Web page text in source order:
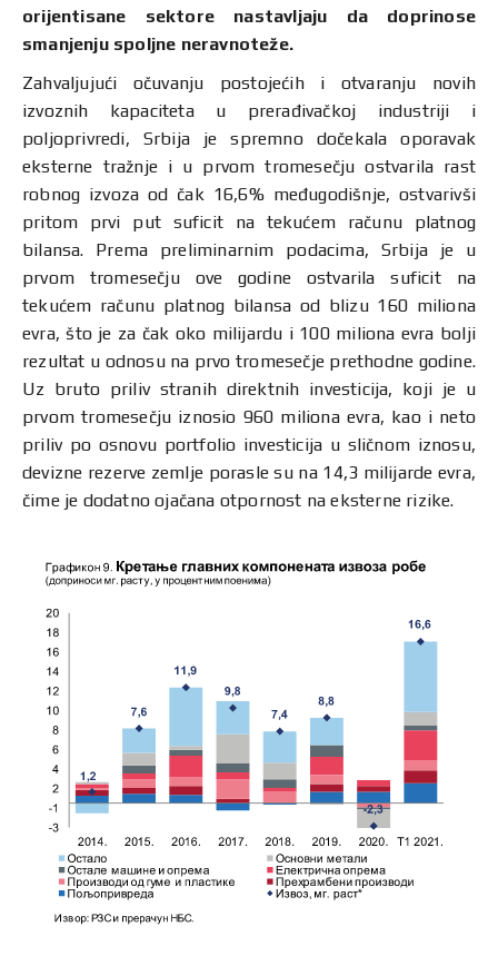
orijentisane sektore nastavljaju da doprinose
smanjenju spoljne neravnoteže.
Zahvaljujući očuvanju postojećih i otvaranju novih
izvoznih kapaciteta u prerađivačkoj industriji i
poljoprivredi, Srbija je spremno dočekala oporavak
eksterne tražnje i u prvom tromesečju ostvarila rast
robnog izvoza od čak 16,6% međugodišnje, ostvarivši
pritom prvi put suficit na tekućem računu platnog
bilansa. Prema preliminarnim podacima, Srbija je u
prvom tromesečju ove godine ostvarila suficit na
tekućem računu platnog bilansa od blizu 160 miliona
evra, što je za čak oko milijardu i 100 miliona evra bolji
rezultat u odnosu na prvo tromesečje prethodne godine.
Uz bruto priliv stranih direktnih investicija, koji je u
prvom tromesečju iznosio 960 miliona evra, kao i neto
priliv po osnovu portfolio investicija u sličnom iznosu,
devizne rezerve zemlje porasle su na 14,3 milijarde evra,
čime je dodatno ojačana otpornost na eksterne rizike.